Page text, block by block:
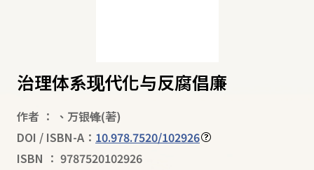
治理体系现代化与反腐倡廉
作者 ： 、 万银锋(著)
DOI / ISBN-A： 10.978.7520/102926
ISBN ： 9787520102926